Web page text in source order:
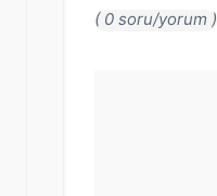
( 0 soru/yorum )